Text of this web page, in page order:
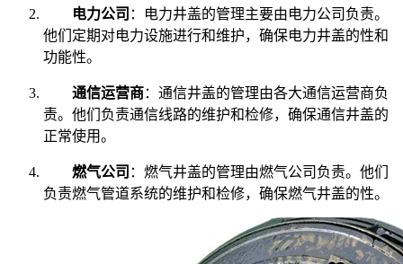
电力公司 ：电力井盖的管理主要由电力公司负责。
他们定期对电力设施进行和维护，确保电力井盖的性和
功能性。
通信运营商：通信井盖的管理由各大通信运营商负
责。他们负责通信线路的维护和检修，确保通信井盖的
正常使用。
燃气公司 ：燃气井盖的管理由燃气公司负责。他们
负责燃气管道系统的维护和检修，确保燃气井盖的性。